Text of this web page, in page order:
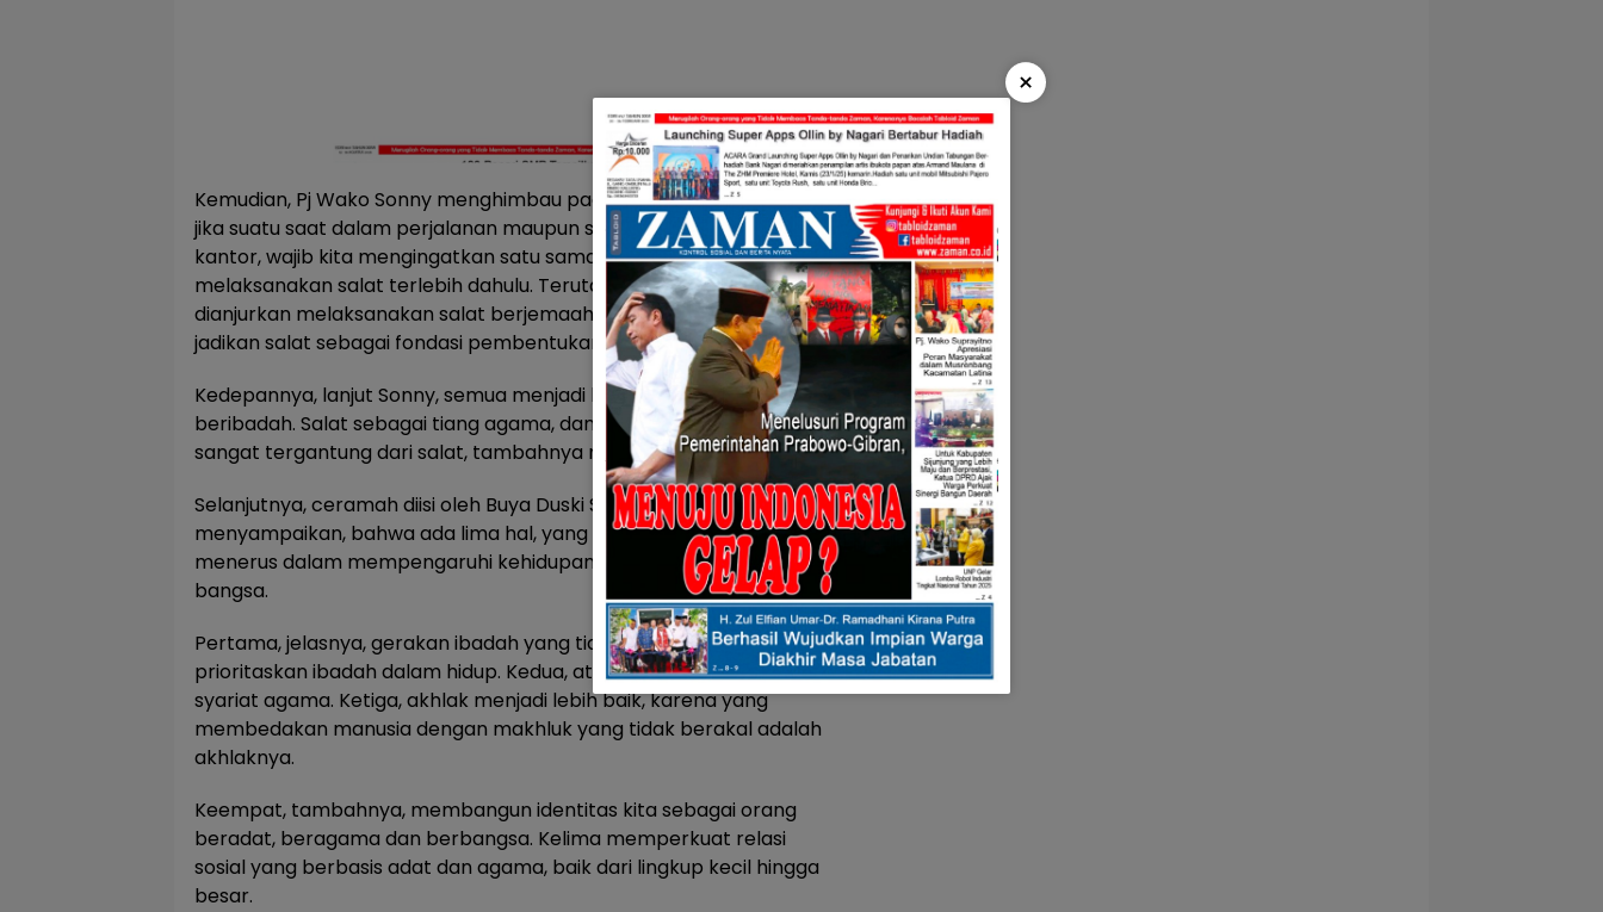
Kemudian, Pj Wako Sonny menghimbau pada yang hadir waktu itu,
jika suatu saat dalam perjalanan maupun saat beraktivitas di
kantor, wajib kita mengingatkan satu sama lain, untuk
melaksanakan salat terlebih dahulu. Terutama kita laki-laki, sangat
dianjurkan melaksanakan salat berjemaah. Mari sama-sama kita
jadikan salat sebagai fondasi pembentukan pribadi unggul.
Kedepannya, lanjut Sonny, semua menjadi lebih baik lagi dalam
beribadah. Salat sebagai tiang agama, dan apa yang dilakukan
sangat tergantung dari salat, tambahnya mengingatkan.
Selanjutnya, ceramah diisi oleh Buya Duski Samad. Ia
menyampaikan, bahwa ada lima hal, yang harus dibangun terus
menerus dalam mempengaruhi kehidupan untuk keunggulan
bangsa.
Pertama, jelasnya, gerakan ibadah yang tidak boleh mengendor,
prioritaskan ibadah dalam hidup. Kedua, atur kehidupan dengan
syariat agama. Ketiga, akhlak menjadi lebih baik, karena yang
membedakan manusia dengan makhluk yang tidak berakal adalah
akhlaknya.
Keempat, tambahnya, membangun identitas kita sebagai orang
beradat, beragama dan berbangsa. Kelima memperkuat relasi
sosial yang berbasis adat dan agama, baik dari lingkup kecil hingga
besar.
×